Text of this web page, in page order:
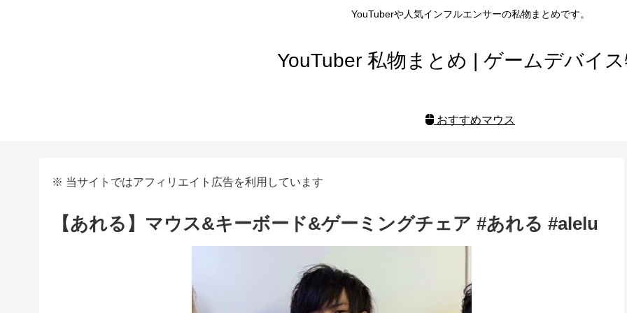
YouTuberや人気インフルエンサーの私物まとめです。
YouTuber 私物まとめ | ゲームデバイ
おすすめマウス
※ 当サイトではアフィリエイト広告を利用しています
【あれる】マウス&キーボード&ゲーミングチェア #あれる #alelu